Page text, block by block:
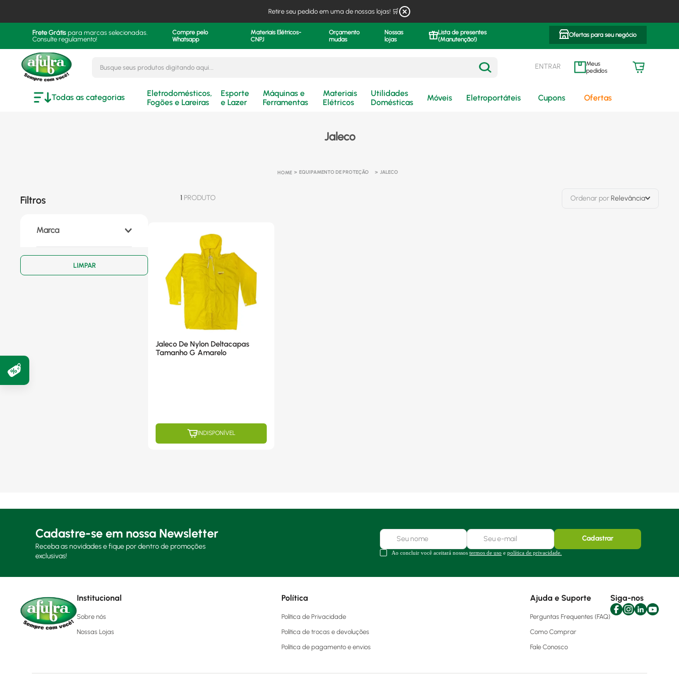
Retire seu pedido em uma de nossas lojas! 🛒
Frete Grátis para marcas selecionadas.
Consulte regulamento!
Compre pelo
Whatsapp
Materiais Elétricos-
CNPJ
Orçamento
mudas
Nossas
lojas
Lista de presentes
(Manutenção!)
Ofertas para seu negócio
ENTRAR meus pedidos
Todas as categorias
Eletrodomésticos,
Fogões e Lareiras
Esporte
e Lazer
Máquinas e
Ferramentas
Materiais
Elétricos
Utilidades
Domésticas
Móveis Eletroportáteis Cupons Ofertas
Jaleco
EQUIPAMENTO DE PROTEÇÃO JALECO
Filtros
Marca
1 PRODUTO Ordenar porRelevância
Jaleco De Nylon Deltacapas
Tamanho G Amarelo
INDISPONÍVEL
Cadastre-se em nossa Newsletter
Receba as novidades e fique por dentro de promoções
exclusivas!
Cadastrar
Ao concluir você aceitará nossos termos de uso e política de privacidade.
Institucional
Sobre nós
Nossas Lojas
Política
Política de Privacidade
Política de trocas e devoluções
Política de pagamento e envios
Ajuda e Suporte
Perguntas Frequentes (FAQ)
Como Comprar
Fale Conosco
Siga-nos